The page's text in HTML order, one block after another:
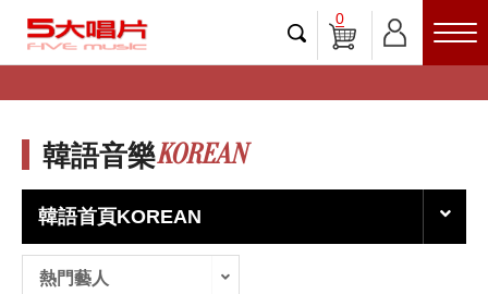
0
韓語音樂KOREAN
韓語首頁KOREAN
熱門藝人